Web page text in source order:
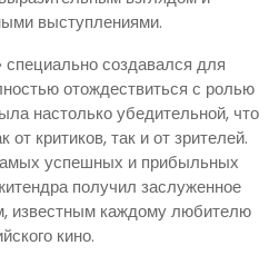
выступлениями.
создавался для
отождествиться с ролью
настолько убедительной, что
критиков, так и от зрителей.
успешных и прибыльных
получил заслуженное
известным каждому любителю
кино.